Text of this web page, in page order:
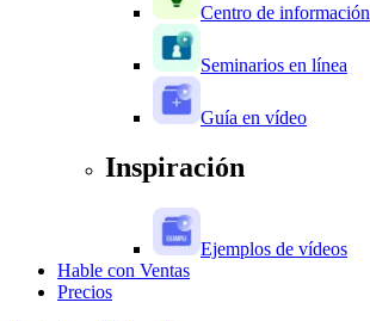
Centro de información
Seminarios en línea
Guía en vídeo
Inspiración
Ejemplos de vídeos
Hable con Ventas
Precios